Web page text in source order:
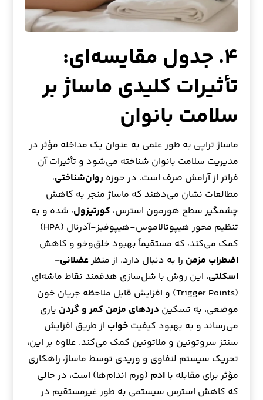
۴. جدول مقایسه‌ای:
تأثیرات کلیدی ماساژ بر
سلامت بانوان
ماساژ تراپی به طور علمی به عنوان یک مداخله مؤثر در
مدیریت سلامت بانوان شناخته می‌شود و تأثیرات آن
فراتر از آرامش صرف است. در حوزه روان‌شناختی،
مطالعات نشان می‌دهند که ماساژ منجر به کاهش
چشمگیر سطح هورمون استرس، کورتیزول، شده و به
تنظیم محور هیپوتالاموس-هیپوفیز-آدرنال (HPA)
کمک می‌کند، که مستقیماً بهبود خلق‌وخو و کاهش
اضطراب مزمن را به دنبال دارد. از منظرعضلانی-
اسکلتی، این روش با شل‌سازی هدفمند نقاط ماشه‌ای
(Trigger Points) و افزایش قابل ملاحظه جریان خون
موضعی، به تسکیندردهای مزمن کمر و گردن یاری
می‌رساند و به بهبود کیفیتخواب از طریق افزایش
سنتز سروتونین و ملاتونین کمک می‌کند. علاوه بر این،
تحریک سیستم لنفاوی و وریدی توسط ماساژ، راهکاری
مؤثر برای مقابله باادم (ورم اندام‌ها) است، در حالی
که کاهش استرس سیستمی به طور غیرمستقیم در